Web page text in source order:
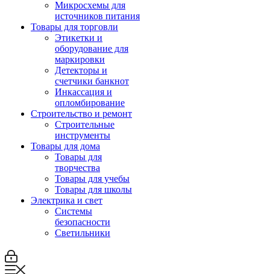
Микросхемы для
источников питания
Товары для торговли
Этикетки и
оборудование для
маркировки
Детекторы и
счетчики банкнот
Инкассация и
опломбирование
Строительство и ремонт
Строительные
инструменты
Товары для дома
Товары для
творчества
Товары для учебы
Товары для школы
Электрика и свет
Системы
безопасности
Светильники